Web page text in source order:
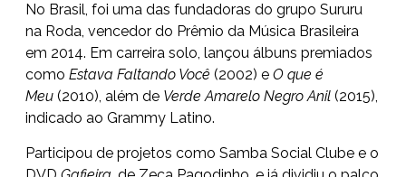
No Brasil, foi uma das fundadoras do grupo Sururu
na Roda, vencedor do Prêmio da Música Brasileira
em 2014. Em carreira solo, lançou álbuns premiados
como Estava Faltando Você (2002) e O que é
Meu (2010), além de Verde Amarelo Negro Anil (2015),
indicado ao Grammy Latino.
Participou de projetos como Samba Social Clube e o